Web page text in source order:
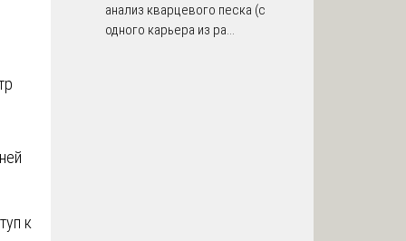
к
анализ кварцевого песка (с
одного карьера из ра...